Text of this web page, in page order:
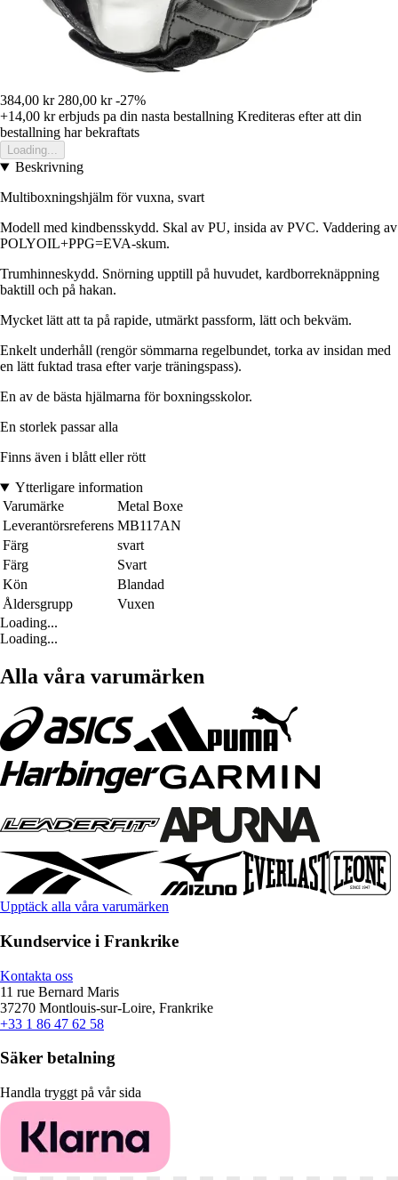
384,00 kr 280,00 kr -27%
+14,00 krerbjuds pa din nasta bestallning Krediteras efter att din
bestallning har bekraftats
Loading...
Beskrivning
Multiboxningshjälm för vuxna, svart
Modell med kindbensskydd. Skal av PU, insida av PVC. Vaddering av
POLYOIL+PPG=EVA-skum.
Trumhinneskydd. Snörning upptill på huvudet, kardborreknäppning
baktill och på hakan.
Mycket lätt att ta på rapide, utmärkt passform, lätt och bekväm.
Enkelt underhåll (rengör sömmarna regelbundet, torka av insidan med
en lätt fuktad trasa efter varje träningspass).
En av de bästa hjälmarna för boxningsskolor.
En storlek passar alla
Finns även i blått eller rött
Ytterligare information
Varumärke
Metal Boxe
Leverantörsreferens MB117AN
Färg
svart
Färg
Svart
Kön
Blandad
Åldersgrupp
Vuxen
Loading...
Loading...
Alla våra varumärken
Upptäck alla våra varumärken
Kundservice i Frankrike
Kontakta oss
11 rue Bernard Maris
37270 Montlouis-sur-Loire, Frankrike
+33 1 86 47 62 58
Säker betalning
Handla tryggt på vår sida